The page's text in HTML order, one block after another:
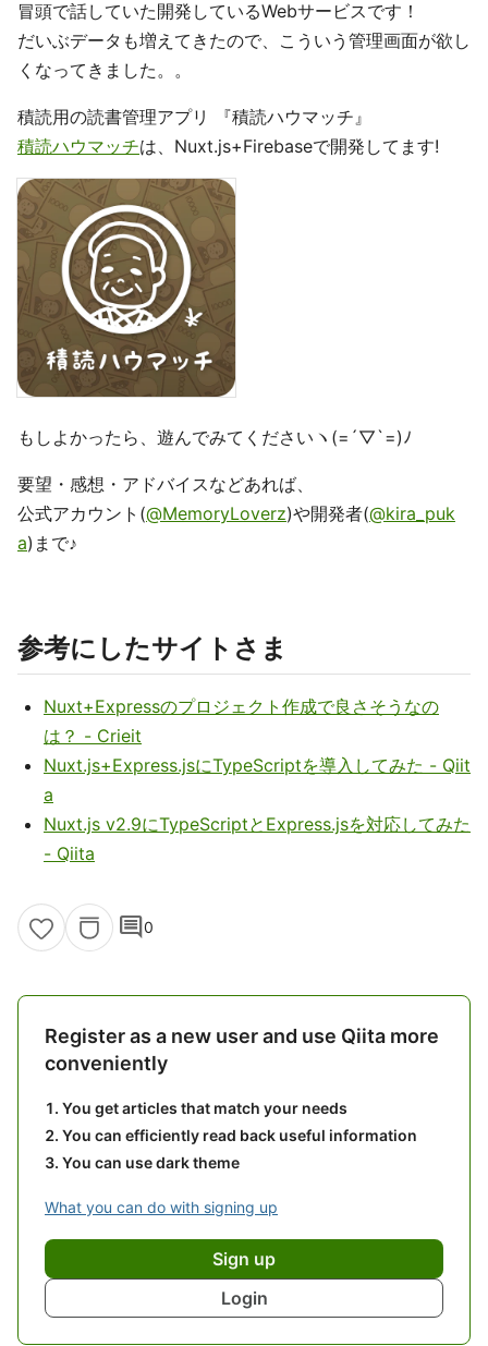
冒頭で話していた開発しているWebサービスです！
だいぶデータも増えてきたので、こういう管理画面が欲し
くなってきました。。
積読用の読書管理アプリ 『積読ハウマッチ』
積読ハウマッチは、Nuxt.js+Firebaseで開発してます!
もしよかったら、遊んでみてくださいヽ(=´▽`=)ﾉ
要望・感想・アドバイスなどあれば、
公式アカウント(@MemoryLoverz)や開発者(@kira_puk
a)まで♪
参考にしたサイトさま
Nuxt+Expressのプロジェクト作成で良さそうなの
は？ - Crieit
Nuxt.js+Express.jsにTypeScriptを導入してみた - Qiit
a
Nuxt.js v2.9にTypeScriptとExpress.jsを対応してみた
- Qiita
comment0
Register as a new user and use Qiita more
conveniently
You get articles that match your needs
You can efficiently read back useful information
You can use dark theme
What you can do with signing up
Sign up
Login